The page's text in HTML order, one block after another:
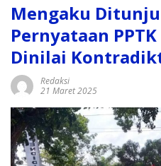
Mengaku
Pernyataan
Dinilai
Redaksi
21 Maret 2025